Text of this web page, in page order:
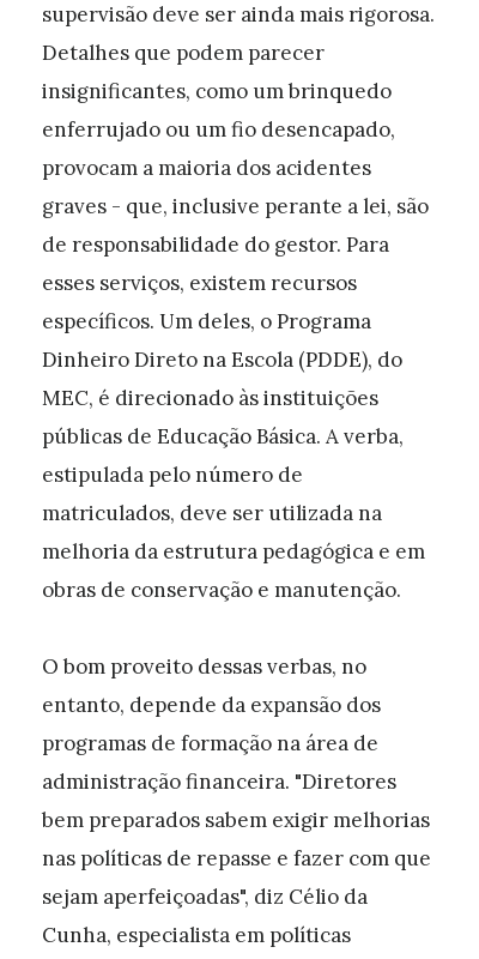
supervisão deve ser ainda mais rigorosa.
Detalhes que podem parecer
insignificantes, como um brinquedo
enferrujado ou um fio desencapado,
provocam a maioria dos acidentes
graves - que, inclusive perante a lei, são
de responsabilidade do gestor. Para
esses serviços, existem recursos
específicos. Um deles, o Programa
Dinheiro Direto na Escola (PDDE), do
MEC, é direcionado às instituições
públicas de Educação Básica. A verba,
estipulada pelo número de
matriculados, deve ser utilizada na
melhoria da estrutura pedagógica e em
obras de conservação e manutenção.
O bom proveito dessas verbas, no
entanto, depende da expansão dos
programas de formação na área de
administração financeira. "Diretores
bem preparados sabem exigir melhorias
nas políticas de repasse e fazer com que
sejam aperfeiçoadas", diz Célio da
Cunha, especialista em políticas